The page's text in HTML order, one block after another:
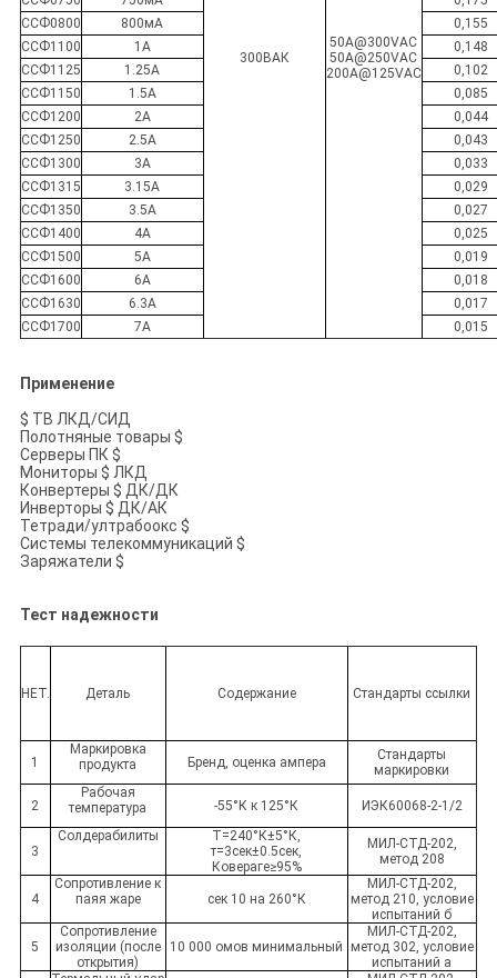
300ВАК
50A@300VAC
50A@250VAC
200A@125VAC
ССФ0800
800мА
0,155
ССФ1100
1А
0,148
ССФ1125
1.25А
0,102
ССФ1150
1.5А
0,085
ССФ1200
2А
0,044
ССФ1250
2.5А
0,043
ССФ1300
3А
0,033
ССФ1315
3.15А
0,029
ССФ1350
3.5А
0,027
ССФ1400
4А
0,025
ССФ1500
5А
0,019
ССФ1600
6А
0,018
ССФ1630
6.3А
0,017
ССФ1700
7А 0,015
Применение
$ ТВ ЛКД/СИД
Полотняные товары $
Серверы ПК $
Мониторы $ ЛКД
Конвертеры $ ДК/ДК
Инверторы $ ДК/АК
Тетради/ултрабоокс $
Системы телекоммуникаций $
Заряжатели $
Тест надежности
НЕТ. Деталь Содержание Стандарты ссылки
1
Маркировка
продукта
Бренд, оценка ампера
Стандарты
маркировки
2
Рабочая
температура
-55°К к 125°К ИЭК60068-2-1/2
3
Солдерабилиты
Т=240°К±5°К,
т=3сек±0.5сек,
Ковераге≥95%
МИЛ-СТД-202,
метод 208
4
Сопротивление к
паяя жаре
сек 10 на 260°К
МИЛ-СТД-202,
метод 210, условие
испытаний б
5
Сопротивление
изоляции (после
открытия)
10 000 омов минимальный
МИЛ-СТД-202,
метод 302, условие
испытаний а